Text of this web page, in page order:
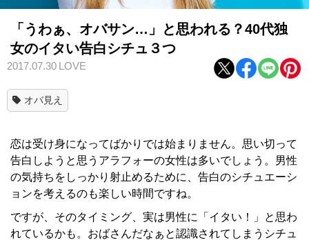
「うわぁ、オバサン…」と思われる？40代独
女のイタい告白シチュ３つ
2017.07.30 LOVE
オバ見え
恋は受け身になってばかりでは始まりません。思い切って
告白しようと思うアラフォーの女性は多いでしょう。男性
の気持ちをしっかり射止めるために、告白のシチュエーシ
ョンを考えるのも楽しい時間ですね。
ですが、そのタイミング、実は男性に「イタい！」と思わ
れているかも。おばさんだなぁと認識されてしまうシチュ